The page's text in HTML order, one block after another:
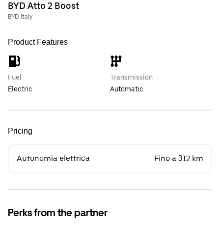
BYD Atto 2 Boost
BYD Italy
Product Features
Fuel
Electric
Transmission
Automatic
Pricing
Autonomia elettrica Fino a 312 km
Perks from the partner